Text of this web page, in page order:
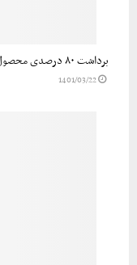
برداشت ۸۰ درصدی محصول سیر تا کنون در جویبار
1401/03/22